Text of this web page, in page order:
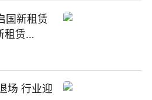
国新租赁
场 行业迎